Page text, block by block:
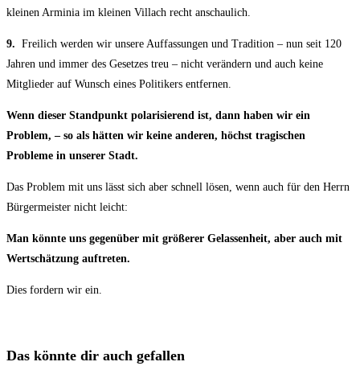
kleinen Arminia im kleinen Villach recht anschaulich.
9. Freilich werden wir unsere Auffassungen und Tradition – nun seit 120
Jahren und immer des Gesetzes treu – nicht verändern und auch keine
Mitglieder auf Wunsch eines Politikers entfernen.
Wenn dieser Standpunkt polarisierend ist, dann haben wir ein
Problem, – so als hätten wir keine anderen, höchst tragischen
Probleme in unserer Stadt.
Das Problem mit uns lässt sich aber schnell lösen, wenn auch für den Herrn
Bürgermeister nicht leicht:
Man könnte uns gegenüber mit größerer Gelassenheit, aber auch mit
Wertschätzung auftreten.
Dies fordern wir ein.
Das könnte dir auch gefallen